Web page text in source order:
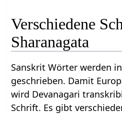
Verschiedene
Sharanagata
Sanskrit Wörter werden
geschrieben. Damit
wird Devanagari
Schrift. Es gibt